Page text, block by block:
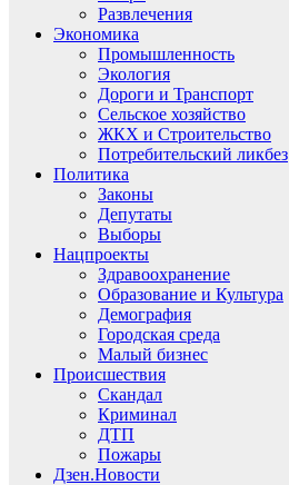
Развлечения
Экономика
Промышленность
Экология
Дороги и Транспорт
Сельское хозяйство
ЖКХ и Строительство
Потребительский ликбез
Политика
Законы
Депутаты
Выборы
Нацпроекты
Здравоохранение
Образование и Культура
Демография
Городская среда
Малый бизнес
Происшествия
Скандал
Криминал
ДТП
Пожары
Дзен.Новости